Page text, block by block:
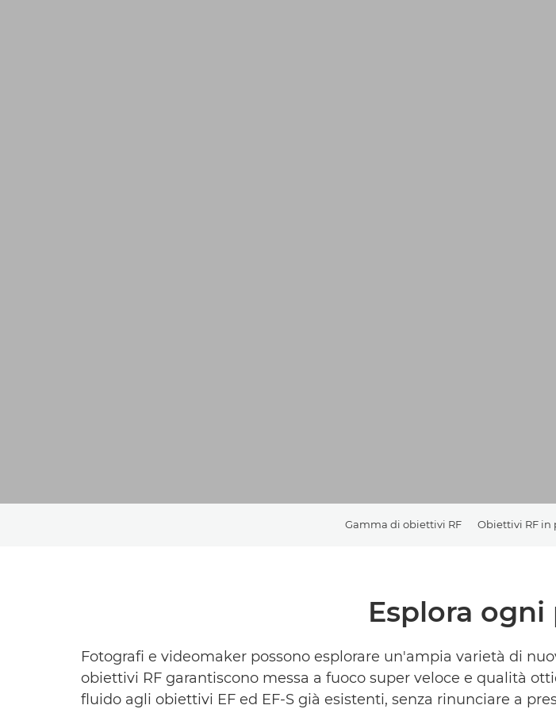
Gamma di obiettivi RF Obiettivi RF in
Esplora
Fotografi e videomaker possono esplorare un'ampia varietà di
obiettivi RF garantiscono messa a fuoco super veloce e qualità
fluido agli obiettivi EF ed EF-S già esistenti, senza rinunciare a